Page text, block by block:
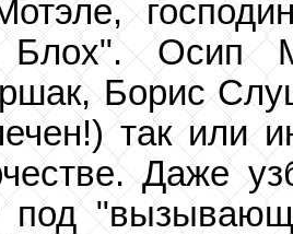
Блох". Осип
Борис
так или
Даже
под